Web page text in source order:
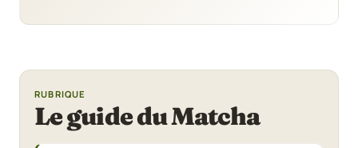
RUBRIQUE
Le guide du Matcha